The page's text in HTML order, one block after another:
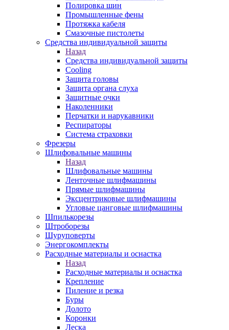
Полировка шин
Промышленные фены
Протяжка кабеля
Смазочные пистолеты
Средства индивидуальной защиты
Назад
Средства индивидуальной защиты
Cooling
Защита головы
Защита органа слуха
Защитные очки
Наколенники
Перчатки и нарукавники
Респираторы
Система страховки
Фрезеры
Шлифовальные машины
Назад
Шлифовальные машины
Ленточные шлифмашины
Прямые шлифмашины
Эксцентриковые шлифмашины
Угловые цанговые шлифмашины
Шпилькорезы
Штроборезы
Шуруповерты
Энергокомплекты
Расходные материалы и оснастка
Назад
Расходные материалы и оснастка
Крепление
Пиление и резка
Буры
Долото
Коронки
Леска